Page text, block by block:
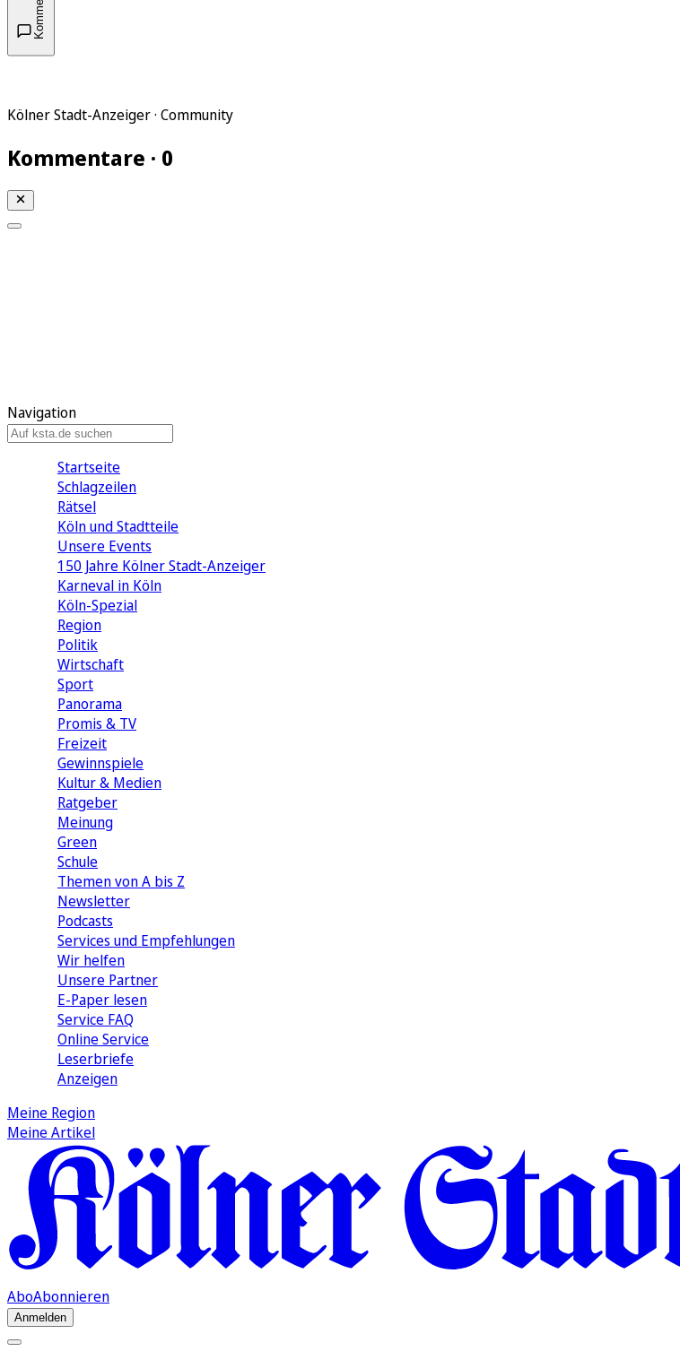
Kölner Stadt-Anzeiger · Community
Kommentare · 0
Navigation
Startseite
Schlagzeilen
Rätsel
Köln und Stadtteile
Unsere Events
150 Jahre Kölner Stadt-Anzeiger
Karneval in Köln
Köln-Spezial
Region
Politik
Wirtschaft
Sport
Panorama
Promis & TV
Freizeit
Gewinnspiele
Kultur & Medien
Ratgeber
Meinung
Green
Schule
Themen von A bis Z
Newsletter
Podcasts
Services und Empfehlungen
Wir helfen
Unsere Partner
E-Paper lesen
Service FAQ
Online Service
Leserbriefe
Anzeigen
Meine Region
Meine Artikel
AboAbonnieren
Anmelden